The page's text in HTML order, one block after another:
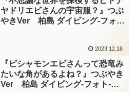
ヤドリエビさんの宇宙服？』つぶ
やきVer 柏島 ダイビング‐フォ
2023.12.18
『ビシャモンエビさんって恐竜み
たいな角があるよね？』つぶやき
Ver 柏島 ダイビング‐フォト‐